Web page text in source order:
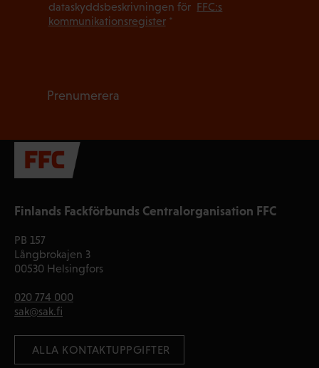
Finlands Fackförbunds Centralorganisation FFC
PB 157
Långbrokajen 3
00530 Helsingfors
020 774 000
sak@sak.fi
ALLA KONTAKTUPPGIFTER
dataskyddsbeskrivningen för FFC:s
kommunikationsregister*
Prenumerera